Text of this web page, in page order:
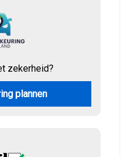
zekerheid?
plannen